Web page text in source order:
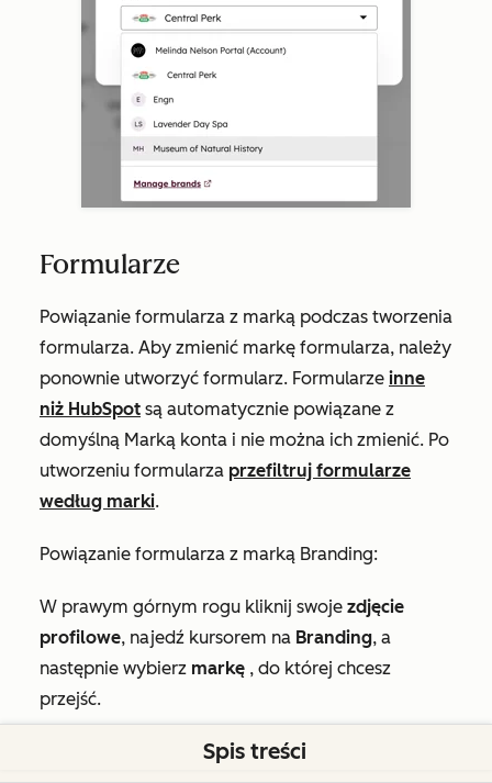
Formularze
Powiązanie formularza z marką podczas tworzenia
formularza. Aby zmienić markę formularza, należy
ponownie utworzyć formularz. Formularze inne
niż HubSpot są automatycznie powiązane z
domyślną Marką konta i nie można ich zmienić. Po
utworzeniu formularza przefiltruj formularze
według marki.
Powiązanie formularza z marką Branding:
W prawym górnym rogu kliknij swoje zdjęcie
profilowe, najedź kursorem na Branding, a
następnie wybierz markę , do której chcesz
przejść.
Spis treści